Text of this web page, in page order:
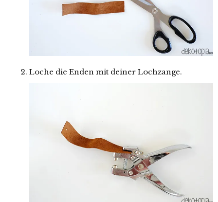
Loche die Enden mit deiner Lochzange.